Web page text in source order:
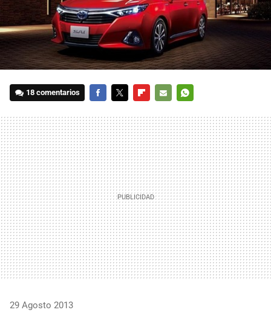
18 comentarios
MAIL
29 Agosto 2013